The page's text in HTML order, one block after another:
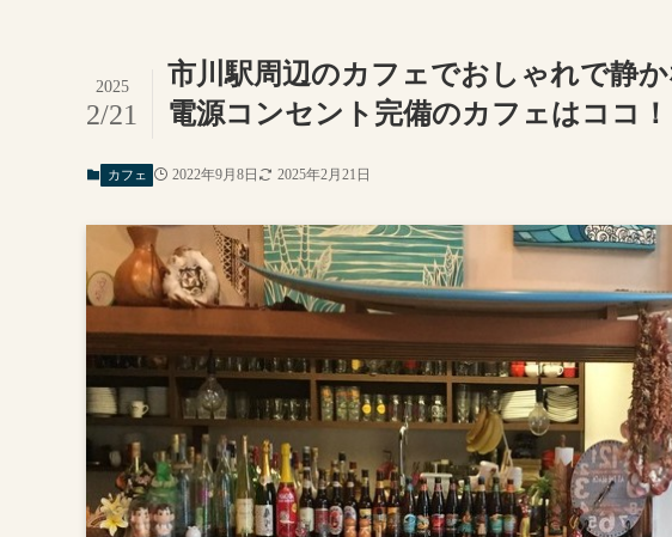
市川駅周辺のカフェでおしゃれで静
電源コンセント完備のカフェはココ！
2025
2/21
カフェ 2022年9月8日 2025年2月21日